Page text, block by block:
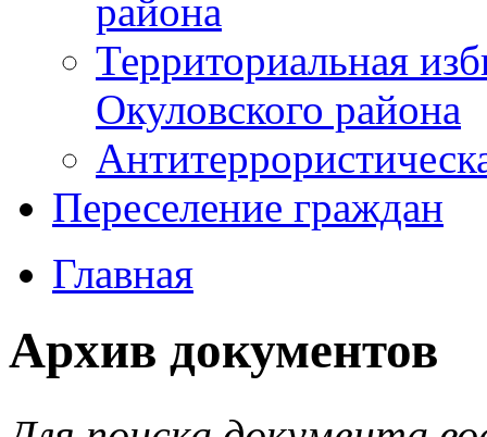
района
Территориальная
Окуловского района
Переселение граждан
Главная
Архив документов